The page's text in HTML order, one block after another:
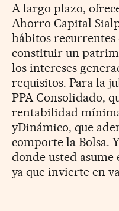
A largo plazo,
Ahorro Capital
hábitos
constituir un
los intereses
requisitos. Para la
PPA Consolidado,
rentabilidad
yDinámico, que
comporte la Bolsa.
donde usted
ya que invierte en